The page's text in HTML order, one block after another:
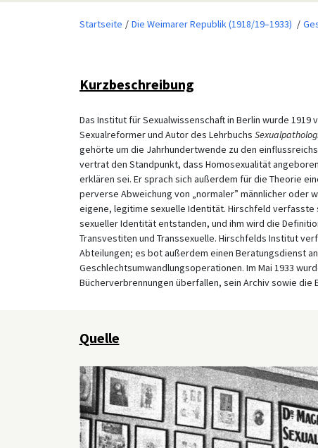
Startseite Die Weimarer Republik (1918/19–1933)
Kurzbeschreibung
Das Institut für Sexualwissenschaft in Berlin wurde
Sexualreformer und Autor des Lehrbuchs
gehörte um die Jahrhundertwende zu den
vertrat den Standpunkt, dass Homosexualität
erklären sei. Er sprach sich außerdem für die Theorie
perverse Abweichung von „normaler” männlicher
eigene, legitime sexuelle Identität. Hirschfeld
sexueller Identität entstanden, und ihm wird die
Transvestiten und Transsexuelle. Hirschfelds Institut
Abteilungen; es bot außerdem einen Beratungsdienst
Geschlechtsumwandlungsoperationen. Im Mai 1933
Bücherverbrennungen überfallen, sein Archiv sowie die
Quelle